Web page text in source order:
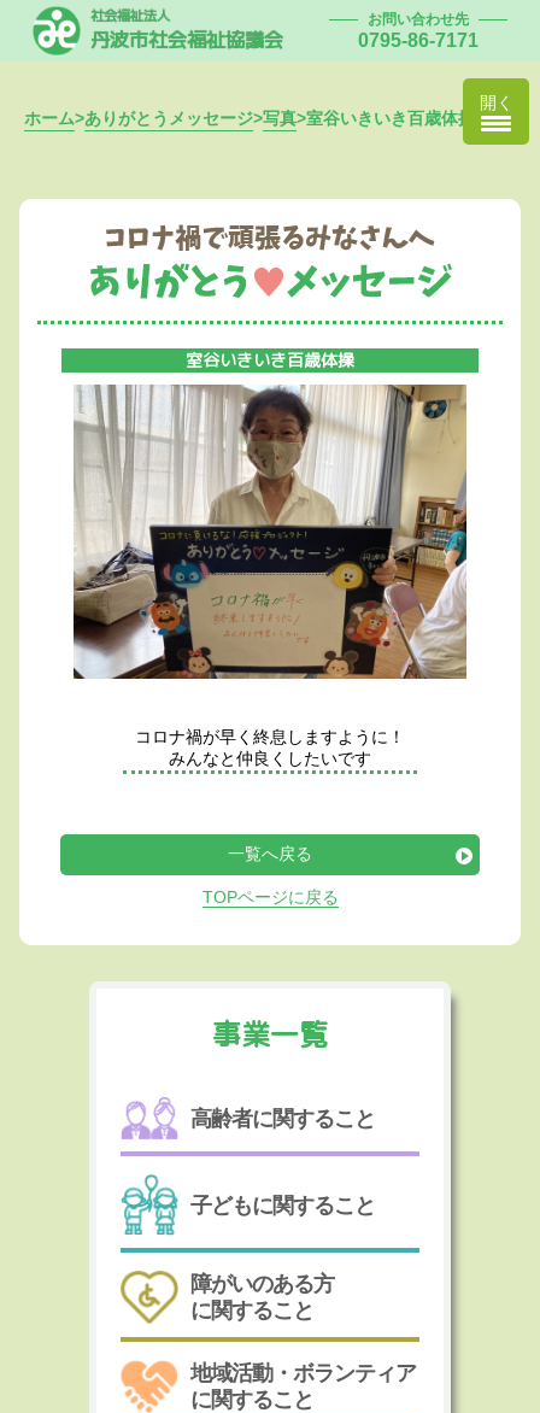
社会福祉法人
丹波市社会福祉協議会
お問い合わせ先
0795-86-7171
ホーム>ありがとうメッセージ>写真>室谷いきいき百歳体操
事業一覧
高齢者に関すること
子どもに関すること
障がいのある方
に関すること
地域活動・ボランティア
に関すること
室谷いきいき百歳体操
コロナ禍が早く終息しますように！
みんなと仲良くしたいです
一覧へ戻る
TOPページに戻る
開く